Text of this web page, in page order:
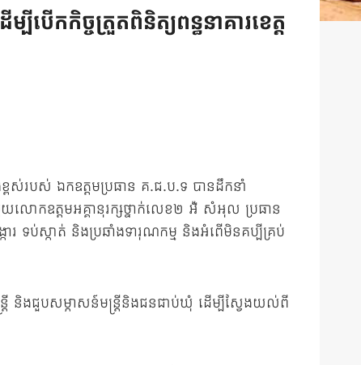
ើកកិច្ចត្រួតពិនិត្យពន្ធនាគារខេត្ត
ពស់របស់ ឯកឧត្តមប្រធាន គ.ជ.ប.ទ បានដឹកនាំ
យលោកឧត្ដមអគ្គានុរក្សថ្នាក់លេខ២ អ៉ី សំអុល ប្រធាន
ារ ទប់ស្កាត់ និងប្រឆាំងទារុណកម្ម និងអំពើមិនគប្បីគ្រប់
រ្តី និងជួបសម្ភាសន៍មន្រ្តីនិងជនជាប់ឃុំ ដើម្បីស្វែងយល់ពី